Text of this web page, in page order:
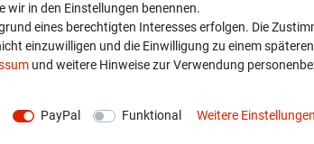
Widerruf
wir in den Einstellungen benennen.
eines berechtigten Interesses erfolgen. Die
einzuwilligen und die Einwilligung zu einem
und weitere Hinweise zur Verwendung
PayPal Funktional Weitere Einstellungen